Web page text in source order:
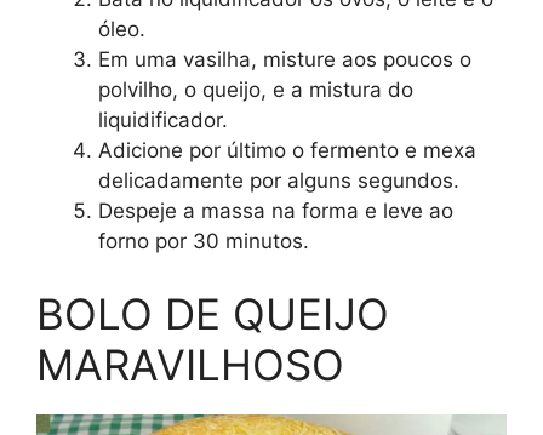
óleo.
Em uma vasilha, misture aos poucos o
polvilho, o queijo, e a mistura do
liquidificador.
Adicione por último o fermento e mexa
delicadamente por alguns segundos.
Despeje a massa na forma e leve ao
forno por 30 minutos.
BOLO DE QUEIJO
MARAVILHOSO